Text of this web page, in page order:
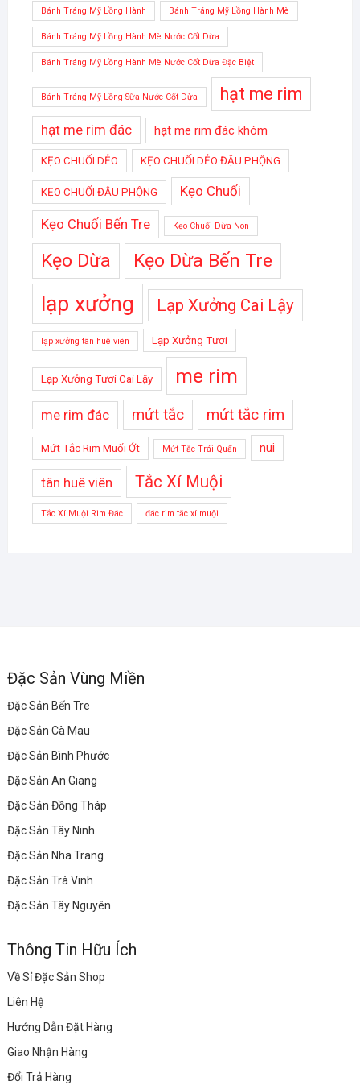
Bánh Tráng Mỹ Lồng Hành Bánh Tráng Mỹ Lồng Hành Mè
Bánh Tráng Mỹ Lồng Hành Mè Nước Cốt Dừa
Bánh Tráng Mỹ Lồng Hành Mè Nước Cốt Dừa Đặc Biệt
Bánh Tráng Mỹ Lồng Sữa Nước Cốt Dừa hạt me rim
hạt me rim đác hạt me rim đác khóm
KẸO CHUỐI DẺO KẸO CHUỐI DẺO ĐẬU PHỘNG
KẸO CHUỐI ĐẬU PHỘNG Kẹo Chuối
Kẹo Chuối Bến Tre Kẹo Chuối Dừa Non
Kẹo Dừa Kẹo Dừa Bến Tre
lạp xưởng Lạp Xưởng Cai Lậy
lạp xưởng tân huê viên Lạp Xưởng Tươi
Lạp Xưởng Tươi Cai Lậy me rim
me rim đác mứt tắc mứt tắc rim
Mứt Tắc Rim Muối Ớt Mứt Tắc Trái Quấn nui
tân huê viên Tắc Xí Muội
Tắc Xí Muội Rim Đác đác rim tắc xí muội
Đặc Sản Vùng Miền
Đặc Sản Bến Tre
Đặc Sản Cà Mau
Đặc Sản Bình Phước
Đặc Sản An Giang
Đặc Sản Đồng Tháp
Đặc Sản Tây Ninh
Đặc Sản Nha Trang
Đặc Sản Trà Vinh
Đặc Sản Tây Nguyên
Thông Tin Hữu Ích
Về Sỉ Đặc Sản Shop
Liên Hệ
Hướng Dẫn Đặt Hàng
Giao Nhận Hàng
Đổi Trả Hàng